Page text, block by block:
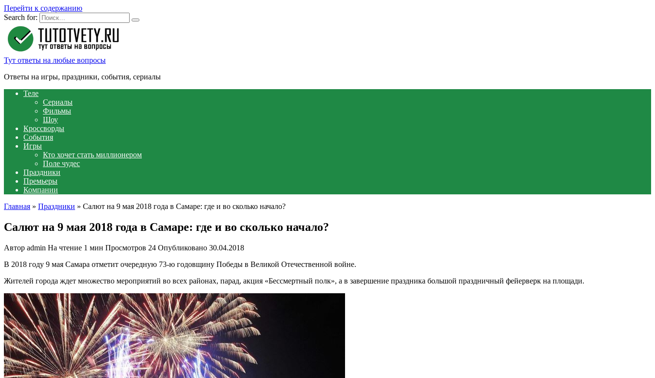
Перейти к содержанию
Search for:
Тут ответы на любые вопросы
Ответы на игры, праздники, события, сериалы
Теле
Сериалы
Фильмы
Шоу
Кроссворды
События
Игры
Кто хочет стать миллионером
Поле чудес
Праздники
Премьеры
Компании
Главная » Праздники » Салют на 9 мая 2018 года в Самаре: где и во сколько начало?
Салют на 9 мая 2018 года в Самаре: где и во сколько начало?
Автор admin На чтение 1 мин Просмотров 24 Опубликовано 30.04.2018
В 2018 году 9 мая Самара отметит очередную 73-ю годовщину Победы в Великой Отечественной войне.
Жителей города ждет множество мероприятий во всех районах, парад, акция «Бессмертный полк», а в завершение праздника большой праздничный фейерверк на площади.